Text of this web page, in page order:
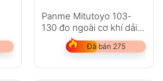
Panme Mitutoyo 103-
130 đo ngoài cơ khí dải
đo 25-50mm
Đã bán 275